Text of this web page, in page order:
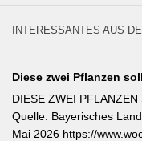
INTERESSANTES AUS
Diese zwei Pflanzen
DIESE ZWEI
Quelle: Bayerisches
Mai 2026 https://